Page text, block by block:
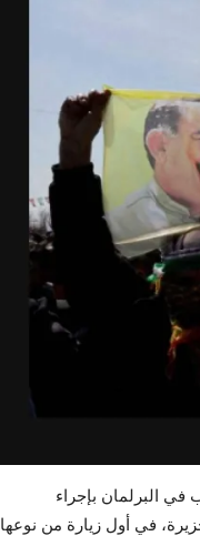
البرلمان بإجراء
في أول زيارة من نوعها